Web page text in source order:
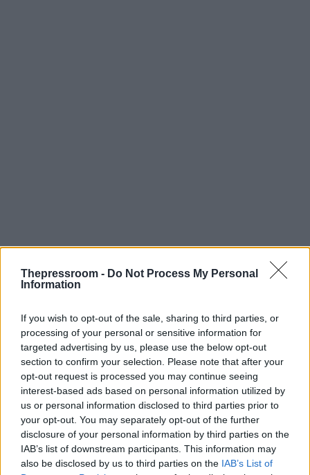
Thepressroom - Do Not Process My Personal
Information
If you wish to opt-out of the sale, sharing to third parties, or
processing of your personal or sensitive information for
targeted advertising by us, please use the below opt-out
section to confirm your selection. Please note that after your
opt-out request is processed you may continue seeing
interest-based ads based on personal information utilized by
us or personal information disclosed to third parties prior to
your opt-out. You may separately opt-out of the further
disclosure of your personal information by third parties on the
IAB’s list of downstream participants. This information may
also be disclosed by us to third parties on the IAB’s List of
Στον αντίποδα, το κόμμα DEM ασκεί έντονη
κριτική στην Άγκυρα, τονίζοντας ότι καμία
ειρηνευτική προσπάθεια δεν μπορεί να
ευδοκιμήσει αν βασίζεται αποκλειστικά σε
μηχανισμούς ασφαλείας, χωρίς τη θεσμοθέτηση
νομικού και πολιτικού πλαισίου. Το DEM ζητά από
την κυβέρνηση να φέρει άμεσα νομοθετικές